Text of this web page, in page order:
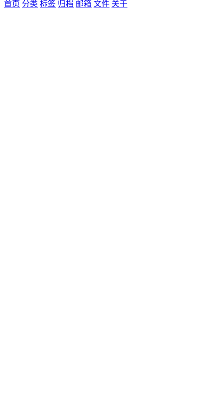
首页 分类 标签 归档 邮箱 文件 关于